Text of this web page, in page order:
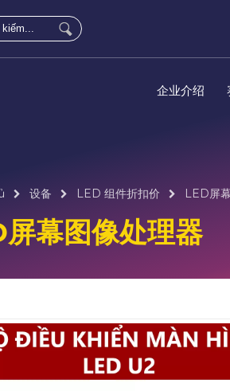
企业介绍
设备 LED 组件折扣价 LED屏
幕图像处理器